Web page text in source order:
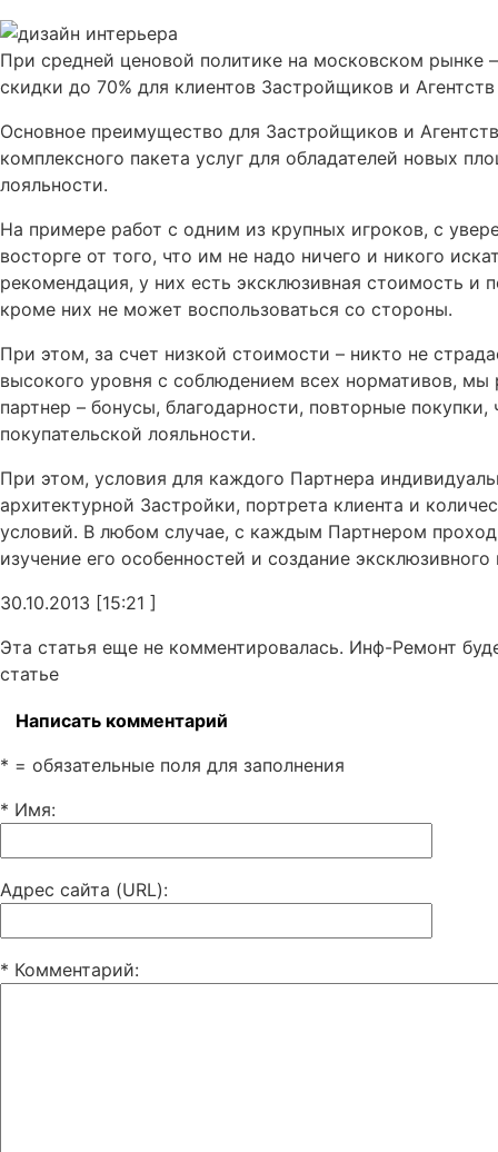
При средней ценовой политике на московском рынке
скидки до 70% для клиентов Застройщиков и
Основное преимущество для Застройщиков и
комплексного пакета услуг для обладателей новых
лояльности.
На примере работ с одним из крупных игроков, с
восторге от того, что им не надо ничего и никого
рекомендация, у них есть эксклюзивная стоимость и
кроме них не может воспользоваться со стороны.
При этом, за счет низкой стоимости – никто не
высокого уровня с соблюдением всех нормативов,
партнер – бонусы, благодарности, повторные
покупательской лояльности.
При этом, условия для каждого Партнера
архитектурной Застройки, портрета клиента и
условий. В любом случае, с каждым Партнером
изучение его особенностей и создание эксклюзивного
30.10.2013 [15:21 ]
Эта статья еще не комментировалась. Инф-Ремонт
статье
Написать комментарий
* = обязательные поля для заполнения
* Имя:
Адрес сайта (URL):
* Комментарий: